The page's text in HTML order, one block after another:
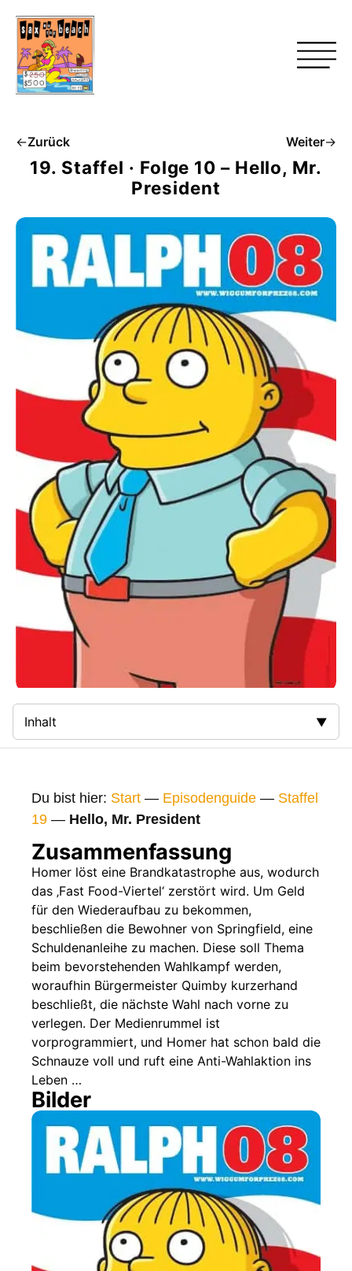
←Zurück Weiter→
19. Staffel · Folge 10 – Hello, Mr.
President
Inhalt
Gags
Gaststars
Fakten
Sendetermine
Nächste / Vorherige Folge
Du bist hier: Start — Episodenguide — Staffel
19 — Hello, Mr. President
Zusammenfassung
Homer löst eine Brandkatastrophe aus, wodurch
das ‚Fast Food-Viertel‘ zerstört wird. Um Geld
für den Wiederaufbau zu bekommen,
beschließen die Bewohner von Springfield, eine
Schuldenanleihe zu machen. Diese soll Thema
beim bevorstehenden Wahlkampf werden,
woraufhin Bürgermeister Quimby kurzerhand
beschließt, die nächste Wahl nach vorne zu
verlegen. Der Medienrummel ist
vorprogrammiert, und Homer hat schon bald die
Schnauze voll und ruft eine Anti-Wahlaktion ins
Leben …
Bilder